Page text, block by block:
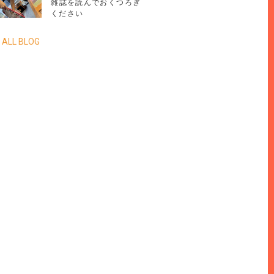
雑誌を読んでおくつろぎ
ください
ALL BLOG